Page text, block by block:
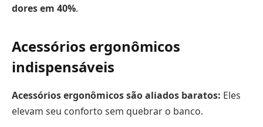
dores em 40%.
Acessórios ergonômicos
indispensáveis
Acessórios ergonômicos são aliados baratos: Eles
elevam seu conforto sem quebrar o banco.